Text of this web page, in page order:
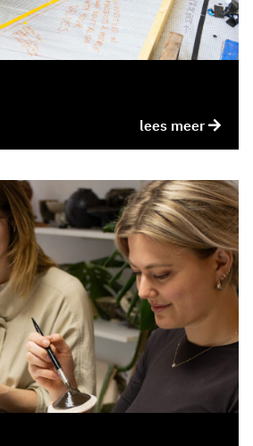
lees meer